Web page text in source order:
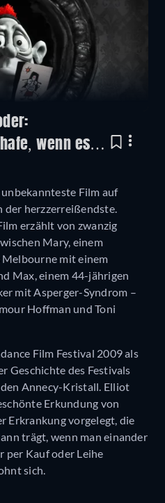
wenn es
Film auf
der herzzerreißendste.
erzählt von zwanzig
Mary, einem
mit einem
Max, einem 44-jährigen
mit Asperger-Syndrom –
Hoffman und Toni
Film Festival 2009 als
Geschichte des Festivals
Annecy-Kristall. Elliot
Erkundung von
Erkrankung vorgelegt, die
trägt, wenn man einander
per Kauf oder Leihe
sich.